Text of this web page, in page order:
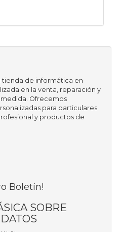
tienda de informática en
en la venta, reparación y
Ofrecemos
para particulares
y productos de
Boletín!
SOBRE